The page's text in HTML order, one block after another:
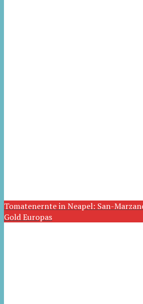
Tomatenernte in Neapel: San-
Gold Europas